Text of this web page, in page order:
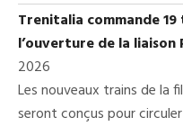
Trenitalia commande
l’ouverture de la liaison
2026
Les nouveaux trains de la
seront conçus pour